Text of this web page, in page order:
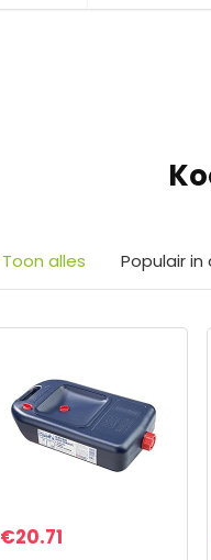
Toon alles Populair
€20.71